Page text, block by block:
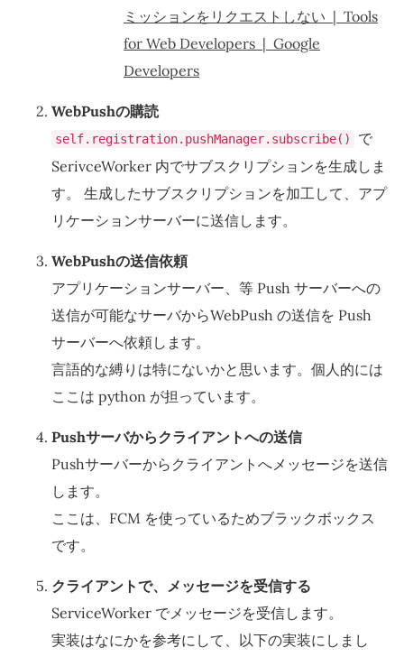
ミッションをリクエストしない | Tools
for Web Developers | Google
Developers
WebPushの購読
self.registration.pushManager.subscribe()
で
SerivceWorker 内でサブスクリプションを生成しま
す。 生成したサブスクリプションを加工して、アプ
リケーションサーバーに送信します。
WebPushの送信依頼
アプリケーションサーバー、等 Push サーバーへの
送信が可能なサーバからWebPush の送信を Push
サーバーへ依頼します。
言語的な縛りは特にないかと思います。個人的には
ここは python が担っています。
Pushサーバからクライアントへの送信
Pushサーバーからクライアントへメッセージを送信
します。
ここは、FCM を使っているためブラックボックス
です。
クライアントで、メッセージを受信する
ServiceWorker でメッセージを受信します。
実装はなにかを参考にして、以下の実装にしまし